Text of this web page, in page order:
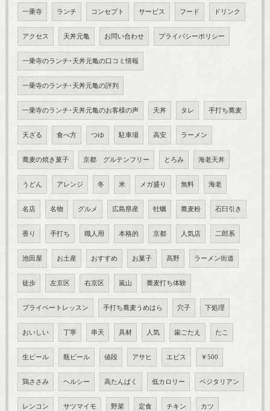
一乗寺 ランチ コンセプト サービス フード ドリンク
アクセス 天丼元亀 お問い合わせ プライバシーポリシー
一乗寺のランチ･天丼元亀の口コミ情報
一乗寺のランチ･天丼元亀の評判
一乗寺のランチ･天丼元亀のお客様の声 天丼 タレ 手打ち蕎麦
天ざる 食べ方 つゆ 駐車場 高安 ラーメン
蕎麦の焼き菓子 京都 グルテンフリー とろみ 海老天丼
うどん アレンジ 冬 米 メガ盛り 無料 海老
名店 名物 グルメ 広島県産 牡蠣 蕎麦粉 石臼引き
香り 手打ち 職人用 本格的 京都 人気店 二郎系
池田屋 お土産 おすすめ お菓子 高野 ラーメン街道
徒歩 左京区 右京区 嵐山 蕎麦打ち体験
プライベートレッスン 手打ち蕎麦うめはら 穴子 下処理
おいしい 丁寧 串天 具材 人気 歯ごたえ たこ
生ビール 瓶ビール 値段 アサヒ エビス ￥500
鶏ささみ ヘルシー 高たんぱく 低カロリー ベジタリアン
レンコン サツマイモ 野菜 定食 チキン カツ